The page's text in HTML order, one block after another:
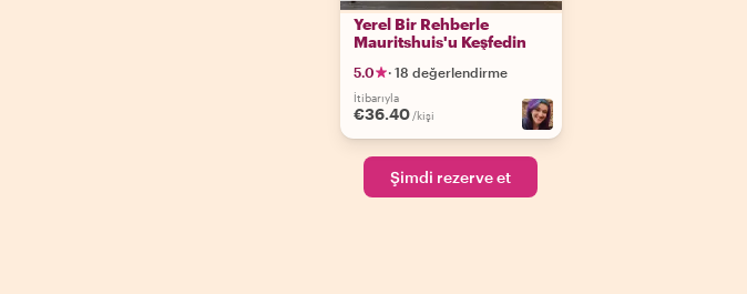
Yerel Bir Rehberle
Mauritshuis'u Keşfedin
5.0 · 18 değerlendirme
İtibarıyla
€36.40 /kişi
Şimdi rezerve et